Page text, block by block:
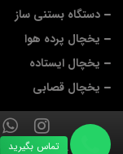
دستگاه بستنی ساز
یخچال پرده هوا
یخچال ایستاده
یخچال قصابی
تماس بگیرید